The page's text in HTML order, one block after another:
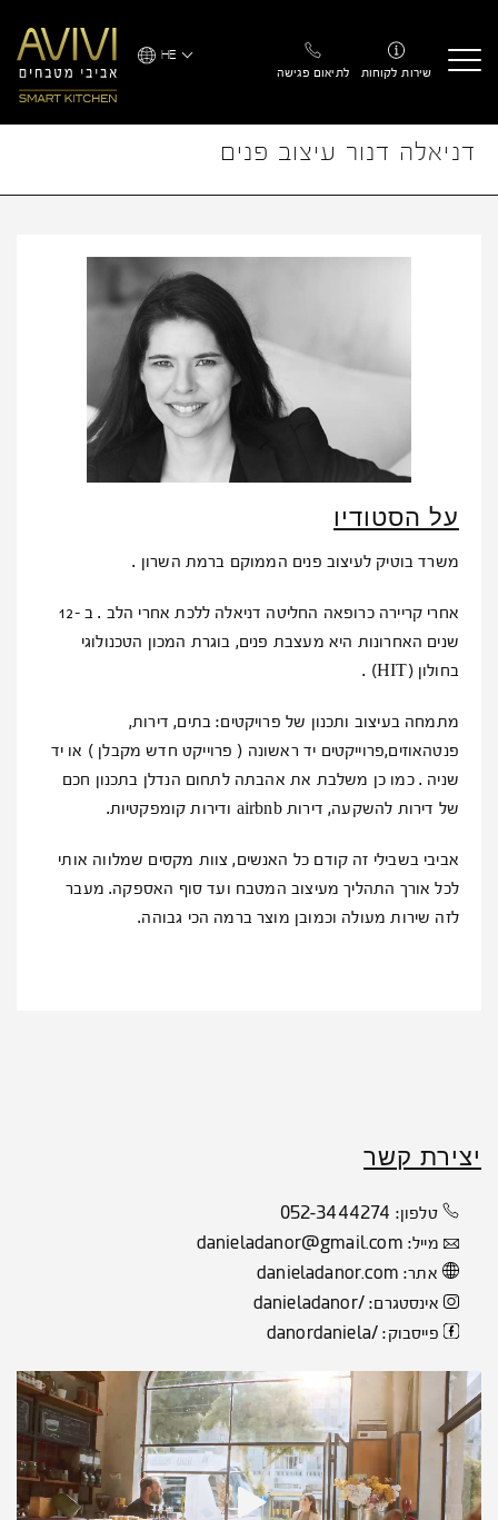
content
HE
שירות לקוחות
לתיאום פגישה
דניאלה דנור עיצוב פנים
על הסטודיו
משרד בוטיק לעיצוב פנים הממוקם ברמת השרון .
אחרי קריירה כרופאה החליטה דניאלה ללכת אחרי הלב . ב -12
שנים האחרונות היא מעצבת פנים, בוגרת המכון הטכנולוגי
בחולון (HIT) .
מתמחה בעיצוב ותכנון של פרויקטים: בתים, דירות,
פנטהאוזים,פרוייקטים יד ראשונה ( פרוייקט חדש מקבלן ) או יד
שניה . כמו כן משלבת את אהבתה לתחום הנדלן בתכנון חכם
של דירות להשקעה, דירות airbnb ודירות קומפקטיות.
אביבי בשבילי זה קודם כל האנשים, צוות מקסים שמלווה אותי
לכל אורך התהליך מעיצוב המטבח ועד סוף האספקה. מעבר
לזה שירות מעולה וכמובן מוצר ברמה הכי גבוהה.
יצירת קשר
טלפון: 052-3444274
מייל: danieladanor@gmail.com
אתר: danieladanor.com
אינסטגרם: /danieladanor
פייסבוק: /danordaniela